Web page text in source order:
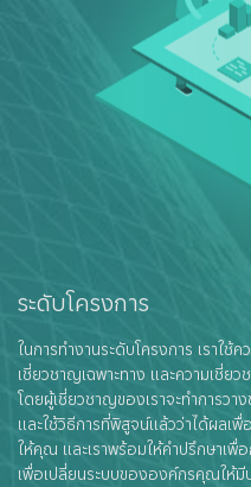
ระดับโครงการ
ในการทำงานระดับโครงการ เราใ
เชี่ยวชาญเฉพาะทาง และความเชี่
โดยผู้เชี่ยวชาญของเราจะทำการว
และใช้วิธีการที่พิสูจน์แล้วว่าได้ผลเ
ให้คุณ และเราพร้อมให้คำปรึกษาเพื่
เพื่อเปลี่ยนระบบขององค์กรคุณให้มี